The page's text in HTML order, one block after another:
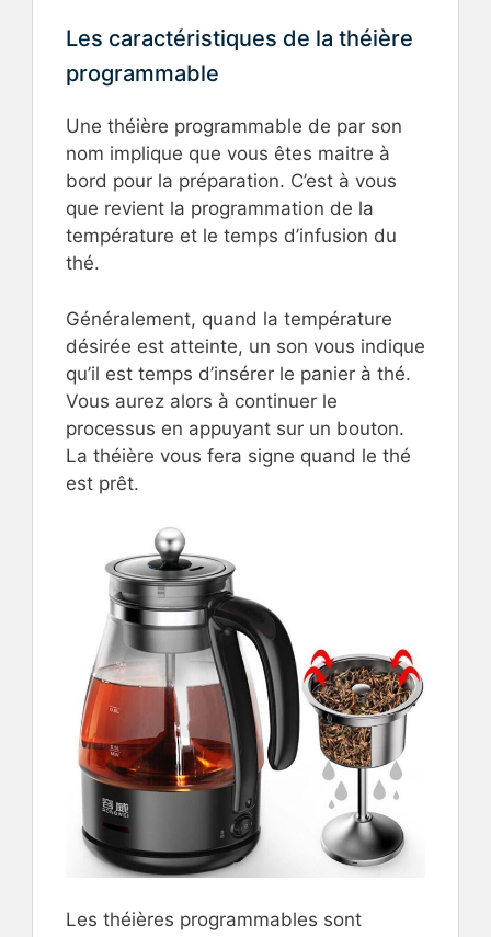
Les caractéristiques de la théière
programmable
Une théière programmable de par son
nom implique que vous êtes maitre à
bord pour la préparation. C’est à vous
que revient la programmation de la
température et le temps d’infusion du
thé.
Généralement, quand la température
désirée est atteinte, un son vous indique
qu’il est temps d’insérer le panier à thé.
Vous aurez alors à continuer le
processus en appuyant sur un bouton.
La théière vous fera signe quand le thé
est prêt.
Les théières programmables sont